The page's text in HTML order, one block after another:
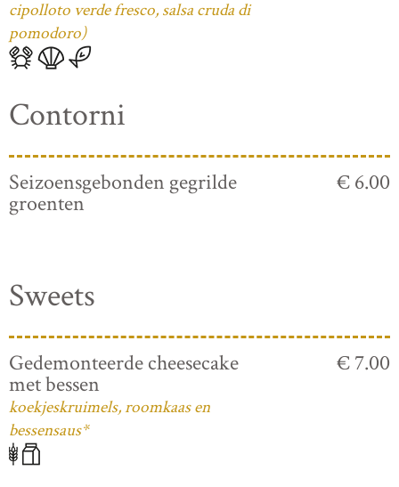
cipolloto verde fresco, salsa cruda di
pomodoro)
Contorni
Seizoensgebonden gegrilde
groenten
€ 6.00
Sweets
Gedemonteerde cheesecake
met bessen
koekjeskruimels, roomkaas en
bessensaus*
€ 7.00